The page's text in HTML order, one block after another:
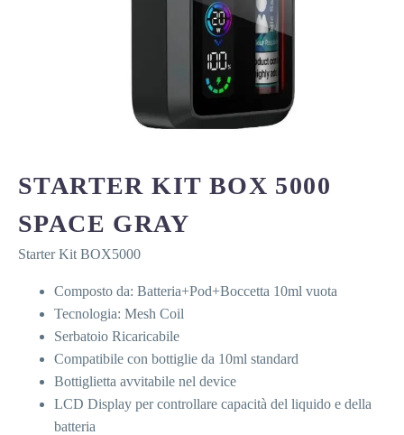
STARTER KIT BOX 5000
SPACE GRAY
Starter Kit BOX5000
Composto da: Batteria+Pod+Boccetta 10ml vuota
Tecnologia: Mesh Coil
Serbatoio Ricaricabile
Compatibile con bottiglie da 10ml standard
Bottiglietta avvitabile nel device
LCD Display per controllare capacità del liquido e della
batteria